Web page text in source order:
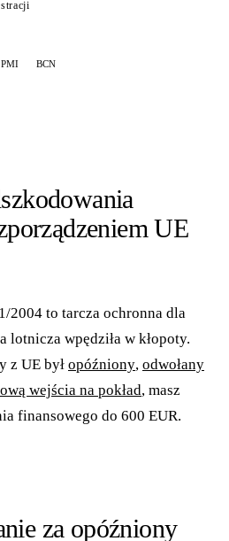
PMI BCN
UE
2004 to tarcza ochronna dla
lotnicza wpędziła w kłopoty.
z UE był opóźniony, odwołany
wejścia na pokład, masz
finansowego do 600 EUR.
za opóźniony